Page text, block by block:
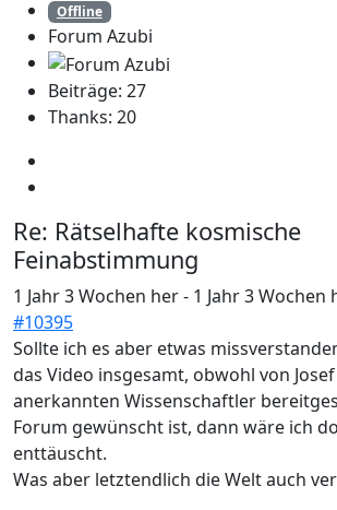
Offline
Forum Azubi
Beiträge: 27
Thanks: 20
Re: Rätselhafte kosmische
Feinabstimmung
1 Jahr 3 Wochen her- 1 Jahr 3 Wochen
#10395
Sollte ich es aber etwas
das Video insgesamt, obwohl von
anerkannten Wissenschaftler
Forum gewünscht ist, dann wäre ich
enttäuscht.
Was aber letztendlich die Welt auch